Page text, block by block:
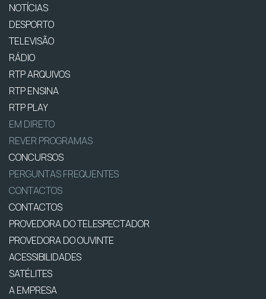
NOTÍCIAS
DESPORTO
TELEVISÃO
RÁDIO
RTP ARQUIVOS
RTP ENSINA
RTP PLAY
EM DIRETO
REVER PROGRAMAS
CONCURSOS
PERGUNTAS FREQUENTES
CONTACTOS
CONTACTOS
PROVEDORA DO TELESPECTADOR
PROVEDORA DO OUVINTE
ACESSIBILIDADES
SATÉLITES
A EMPRESA